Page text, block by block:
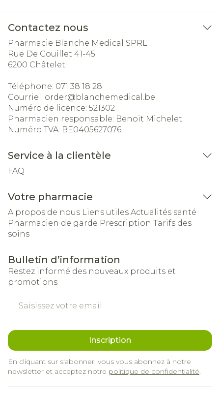
Contactez nous
Pharmacie Blanche Medical SPRL
Rue De Couillet 41-45
6200 Châtelet
Téléphone: 071 38 18 28
Courriel: order@blanchemedical.be
Numéro de licence: 521302
Pharmacien responsable: Benoit Michelet
Numéro TVA: BE0405627076
Service à la clientèle
FAQ
Votre pharmacie
A propos de nous Liens utiles Actualités santé
Pharmacien de garde Prescription Tarifs des
soins
Bulletin d’information
Restez informé des nouveaux produits et
promotions
Inscription
En cliquant sur s'abonner, vous vous abonnez à notre
newsletter et acceptez notre politique de confidentialité.